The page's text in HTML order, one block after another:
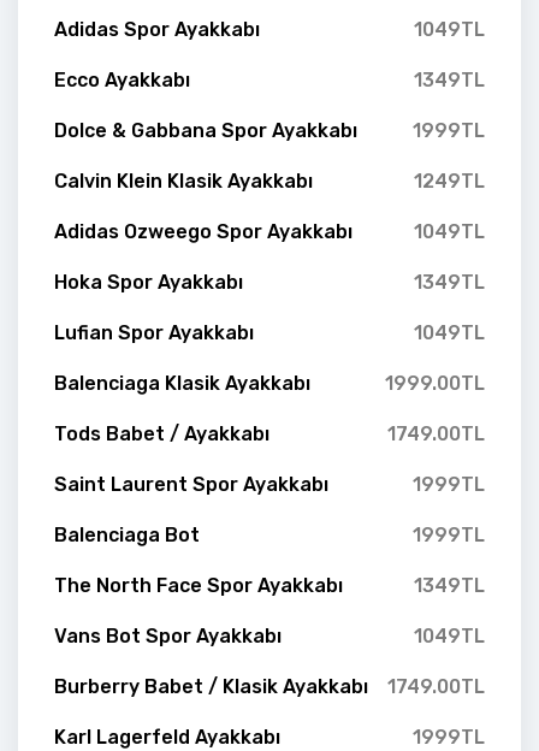
Adidas Spor Ayakkabı 1049TL
Ecco Ayakkabı 1349TL
Dolce & Gabbana Spor Ayakkabı 1999TL
Calvin Klein Klasik Ayakkabı 1249TL
Adidas Ozweego Spor Ayakkabı 1049TL
Hoka Spor Ayakkabı 1349TL
Lufian Spor Ayakkabı 1049TL
Balenciaga Klasik Ayakkabı 1999.00TL
Tods Babet / Ayakkabı 1749.00TL
Saint Laurent Spor Ayakkabı 1999TL
Balenciaga Bot 1999TL
The North Face Spor Ayakkabı 1349TL
Vans Bot Spor Ayakkabı 1049TL
Burberry Babet / Klasik Ayakkabı 1749.00TL
Karl Lagerfeld Ayakkabı 1999TL